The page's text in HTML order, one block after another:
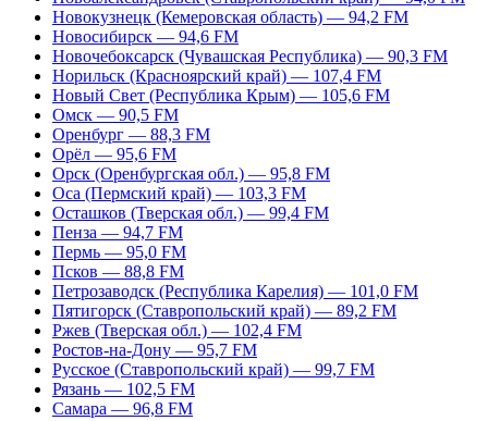
Новокузнецк (Кемеровская область) — 94,2 FM
Новосибирск — 94,6 FM
Новочебоксарск (Чувашская Республика) — 90,3 FM
Норильск (Красноярский край) — 107,4 FM
Новый Свет (Республика Крым) — 105,6 FM
Омск — 90,5 FM
Оренбург — 88,3 FM
Орёл — 95,6 FM
Орск (Оренбургская обл.) — 95,8 FM
Оса (Пермский край) — 103,3 FM
Осташков (Тверская обл.) — 99,4 FM
Пенза — 94,7 FM
Пермь — 95,0 FM
Псков — 88,8 FM
Петрозаводск (Республика Карелия) — 101,0 FM
Пятигорск (Ставропольский край) — 89,2 FM
Ржев (Тверская обл.) — 102,4 FM
Ростов-на-Дону — 95,7 FM
Русское (Ставропольский край) — 99,7 FM
Рязань — 102,5 FM
Самара — 96,8 FM